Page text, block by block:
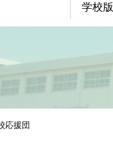
学校
応援団